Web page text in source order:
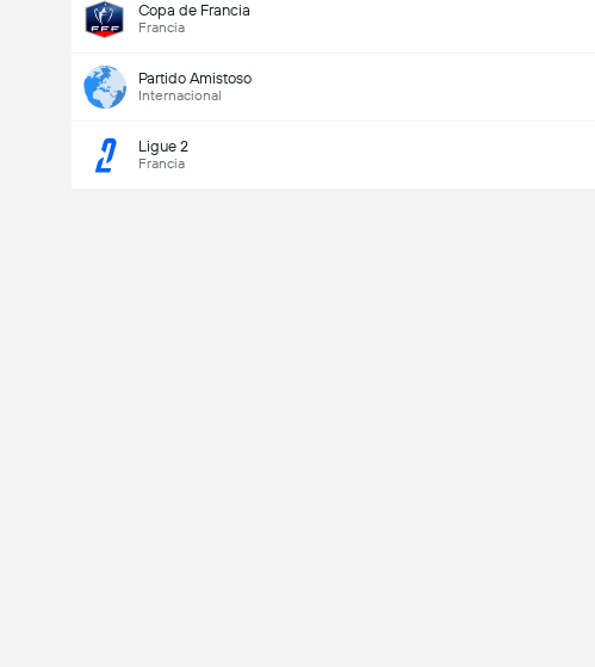
Copa de Francia
Francia
Partido Amistoso
Internacional
Ligue 2
Francia